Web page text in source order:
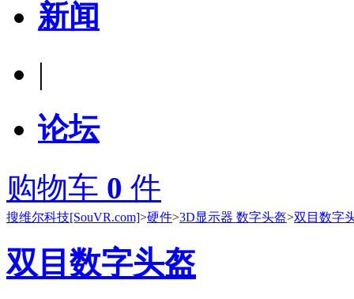
新闻
|
论坛
购物车 0 件
搜维尔科技[SouVR.com]>硬件>3D显示器 数字头盔>双目数字
双目数字头盔